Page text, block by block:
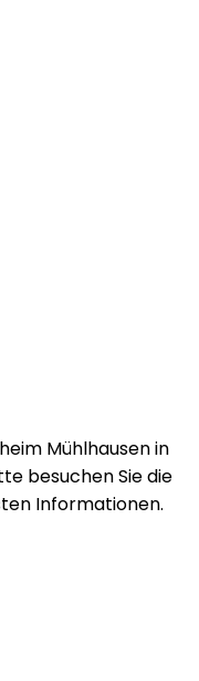
Mühlhausenin
besuchen Sie die
Informationen.